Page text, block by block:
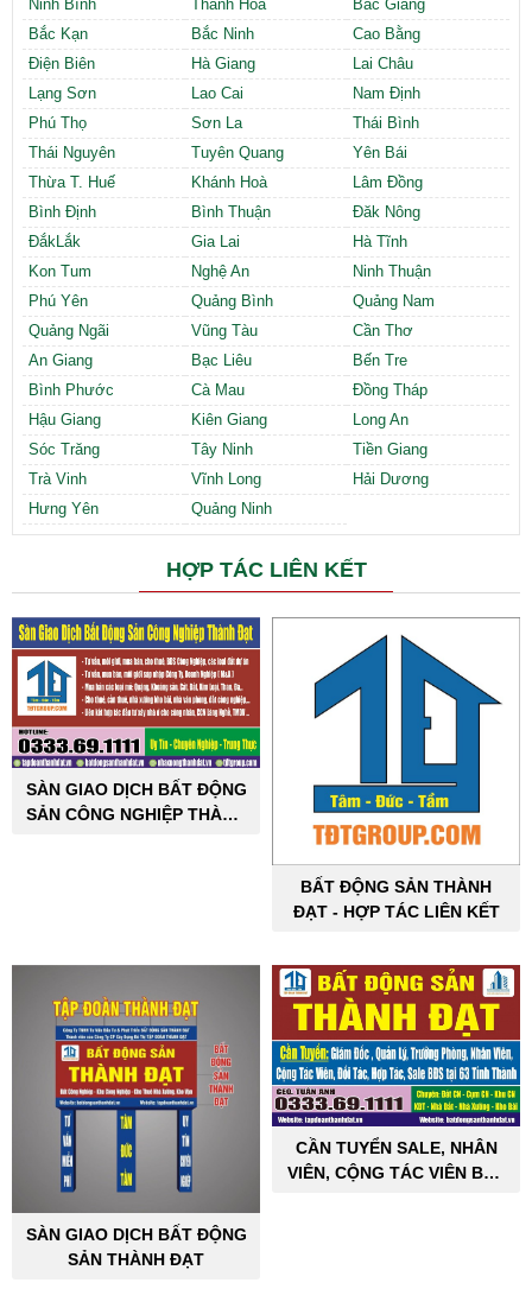
Ninh Bình
Thanh Hóa
Bắc Giang
Bắc Kạn
Bắc Ninh
Cao Bằng
Điện Biên
Hà Giang
Lai Châu
Lạng Sơn
Lao Cai
Nam Định
Phú Thọ
Sơn La
Thái Bình
Thái Nguyên
Tuyên Quang
Yên Bái
Thừa T. Huế
Khánh Hoà
Lâm Đồng
Bình Định
Bình Thuận
Đăk Nông
ĐắkLắk
Gia Lai
Hà Tĩnh
Kon Tum
Nghệ An
Ninh Thuận
Phú Yên
Quảng Bình
Quảng Nam
Quảng Ngãi
Vũng Tàu
Cần Thơ
An Giang
Bạc Liêu
Bến Tre
Bình Phước
Cà Mau
Đồng Tháp
Hậu Giang
Kiên Giang
Long An
Sóc Trăng
Tây Ninh
Tiền Giang
Trà Vinh
Vĩnh Long
Hải Dương
Hưng Yên
Quảng Ninh
HỢP TÁC LIÊN KẾT
SÀN GIAO DỊCH BẤT ĐỘNG
SẢN CÔNG NGHIỆP THÀNH
BẤT ĐỘNG SẢN THÀNH
ĐẠT - HỢP TÁC LIÊN KẾT
SÀN GIAO DỊCH BẤT ĐỘNG
SẢN THÀNH ĐẠT
CẦN TUYỂN SALE, NHÂN
VIÊN, CỘNG TÁC VIÊN BẤT